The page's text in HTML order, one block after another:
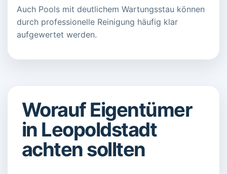
Auch Pools mit deutlichem Wartungsstau können
durch professionelle Reinigung häufig klar
aufgewertet werden.
Worauf Eigentümer
in Leopoldstadt
achten sollten